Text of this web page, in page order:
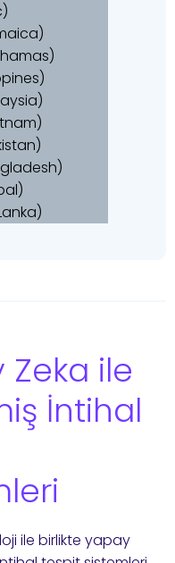
Zeka ile
İntihal
ile birlikte yapay